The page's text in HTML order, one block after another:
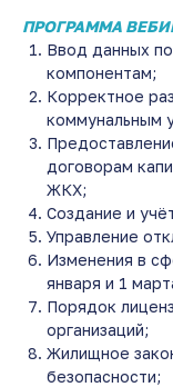
ПРОГРАММА
Ввод данных
компонентам;
Корректное
коммунальным
договорам
ЖКХ;
Создание и
Управление
Изменения в
января и 1
Порядок
организаций;
Жилищное
безопасности;